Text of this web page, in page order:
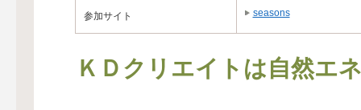
参加サイト seasons
ＫＤクリエイトは自然エ